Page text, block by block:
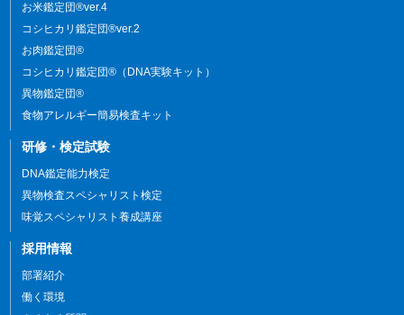
お米鑑定団®ver.4
コシヒカリ鑑定団®ver.2
お肉鑑定団®
コシヒカリ鑑定団®（DNA実験キット）
異物鑑定団®
食物アレルギー簡易検査キット
研修・検定試験
DNA鑑定能力検定
異物検査スペシャリスト検定
味覚スペシャリスト養成講座
採用情報
部署紹介
働く環境